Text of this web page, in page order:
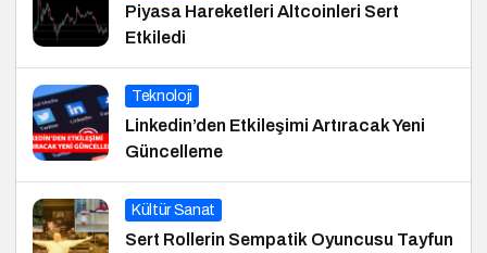
Piyasa Hareketleri Altcoinleri Sert
Etkiledi
Teknoloji
Linkedin’den Etkileşimi Artıracak Yeni
Güncelleme
Kültür Sanat
Sert Rollerin Sempatik Oyuncusu Tayfun